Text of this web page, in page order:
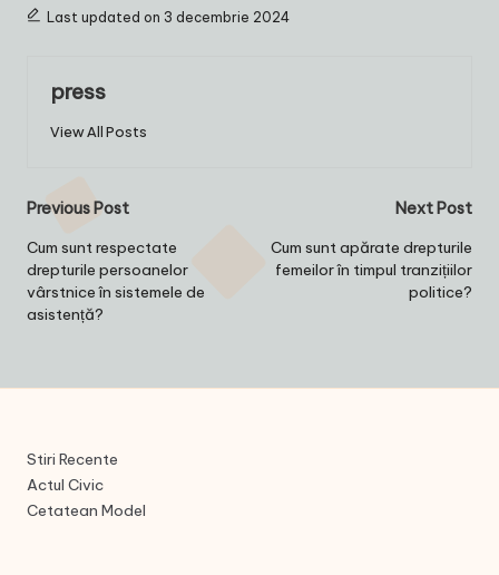
Last updated on 3 decembrie 2024
press
View All Posts
Post
navigation
Previous Post
Cum sunt respectate
drepturile persoanelor
vârstnice în sistemele de
asistență?
Next Post
Cum sunt apărate drepturile
femeilor în timpul tranzițiilor
politice?
Stiri Recente
Actul Civic
Cetatean Model